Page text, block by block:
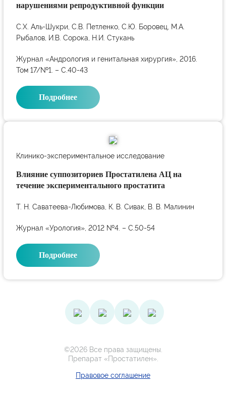
нарушениями репродуктивной функции
С.Х. Аль-Шукри, С.В. Петленко, С.Ю. Боровец, М.А.
Рыбалов, И.В. Сорока, Н.И. Стукань
Журнал «Андрология и генитальная хирургия», 2016.
Том 17/№1. – С.40-43
Подробнее
Клинико-экспериментальное исследование
Влияние суппозиториев Простатилена АЦ на
течение экспериментального простатита
Т. Н. Саватеева-Любимова, К. В. Сивак, В. В. Малинин
Журнал «Урология», 2012 №4. – С.50-54
Подробнее
©2026 Все права защищены.
Препарат «Простатилен».
Правовое соглашение